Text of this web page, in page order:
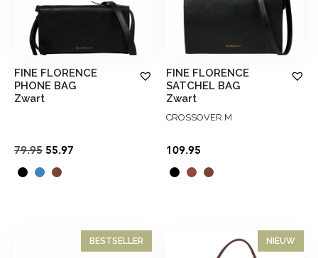
FINE FLORENCE
PHONE BAG
Zwart
79.95 Oorspronkelijke
prijs
was:
55.97
FINE FLORENCE
SATCHEL BAG
Zwart
CROSSOVER M
109.95
BESTSELLER NIEUW